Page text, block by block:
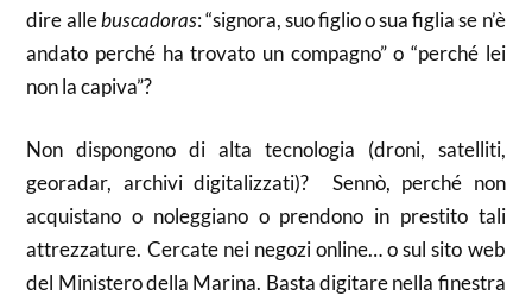
dire allebuscadoras: “signora, suo figlio o sua figlia se n’è
andato perché ha trovato un compagno” o “perché lei
non la capiva”?
Non dispongono di alta tecnologia (droni, satelliti,
georadar, archivi digitalizzati)? Sennò, perché non
acquistano o noleggiano o prendono in prestito tali
attrezzature. Cercate nei negozi online… o sul sito web
del Ministero della Marina. Basta digitare nella finestra